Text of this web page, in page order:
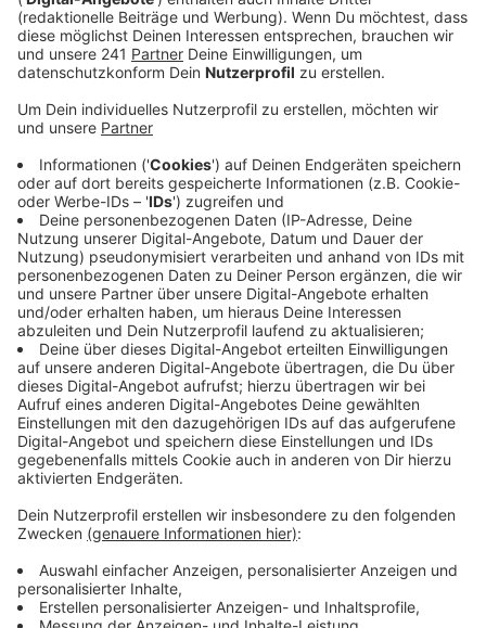
Veröffentlicht:Dienstag, 13.06.2023 11:08
Das Klinikum freut sich über diese Auszeichnung und
sagt Danke. Gleichzeitig freuen sich die Beteiligten
auf die nächste Abstimmungs-Runde im September.
Dann wird der Bundessieger unter den 16
Landesiegerinnen und -siegern ermittelt. Der
Bundespreis wird Anfang November in Berlin verliehen.
Den Online-Wettbewerb gibt es inzwischen seit vier
Jahren.Ziel ist es darauf aufmerksam zu machen, wie
wichtig eine gute Pflege ist.
Anzeige
Mehr Meldungen aus Leverkusen
Anzeige
Moderner Hochwasserschutz in Leverkusen und